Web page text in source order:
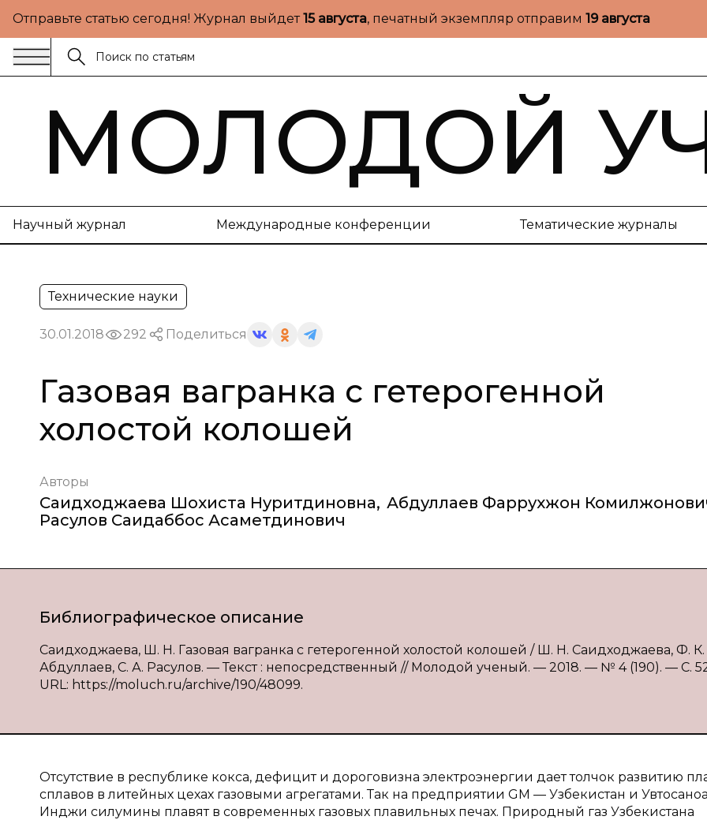
Отправьте статью сегодня! Журнал выйдет15 августа, печатный экземпляр отправим 19 августа
МОЛОДОЙ
Научный журнал Международные конференции Тематические журналы
Технические науки
30.01.2018 292 Поделиться
Газовая вагранка с гетерогенной
холостой колошей
Авторы
Саидходжаева Шохиста Нуритдиновна, Абдуллаев Фаррухжон
Расулов Саидаббос Асаметдинович
Библиографическое описание
Саидходжаева, Ш. Н. Газовая вагранка с гетерогенной холостой колошей / Ш. Н. Саидходжаева, Ф. К.
Абдуллаев, С. А. Расулов. — Текст : непосредственный // Молодой ученый. — 2018. — № 4 (190). — С.
URL: https://moluch.ru/archive/190/48099.
Отсутствие в республике кокса, дефицит и дороговизна электроэнергии дает толчок развитию
сплавов в литейных цехах газовыми агрегатами. Так на предприятии GM — Узбекистан и
Инджи силумины плавят в современных газовых плавильных печах. Природный газ Узбекистана